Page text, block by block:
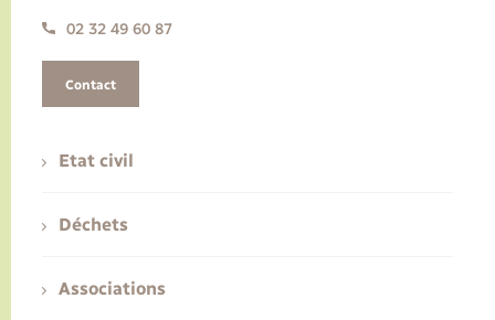
02 32 49 60 87
Contact
Etat civil
Déchets
Associations